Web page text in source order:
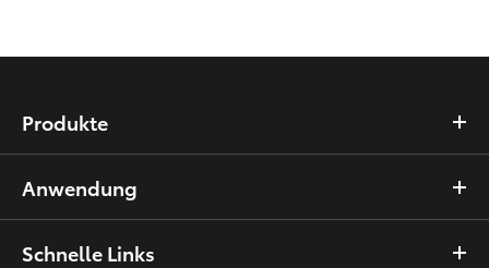
Produkte
Anwendung
Schnelle Links